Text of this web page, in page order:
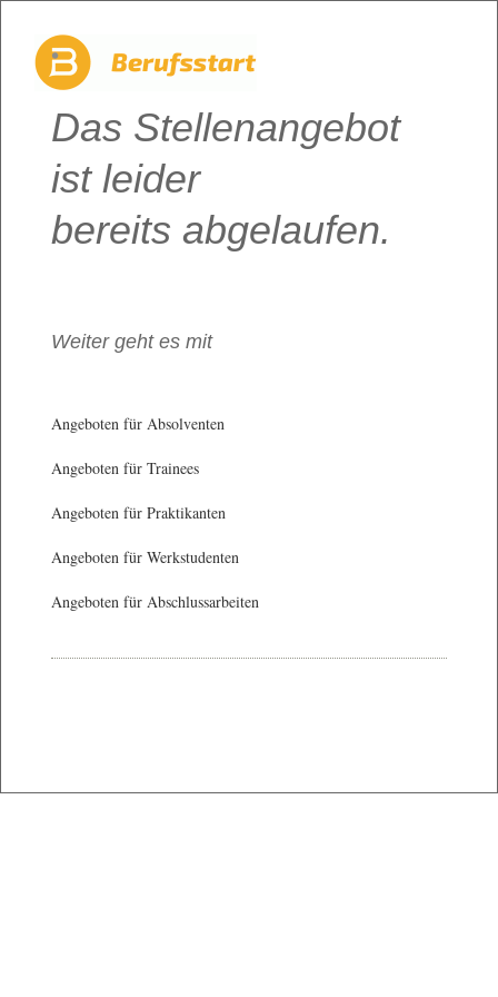
Das Stellenangebot
ist leider
bereits abgelaufen.
Weiter geht es mit
Angeboten für Absolventen
Angeboten für Trainees
Angeboten für Praktikanten
Angeboten für Werkstudenten
Angeboten für Abschlussarbeiten